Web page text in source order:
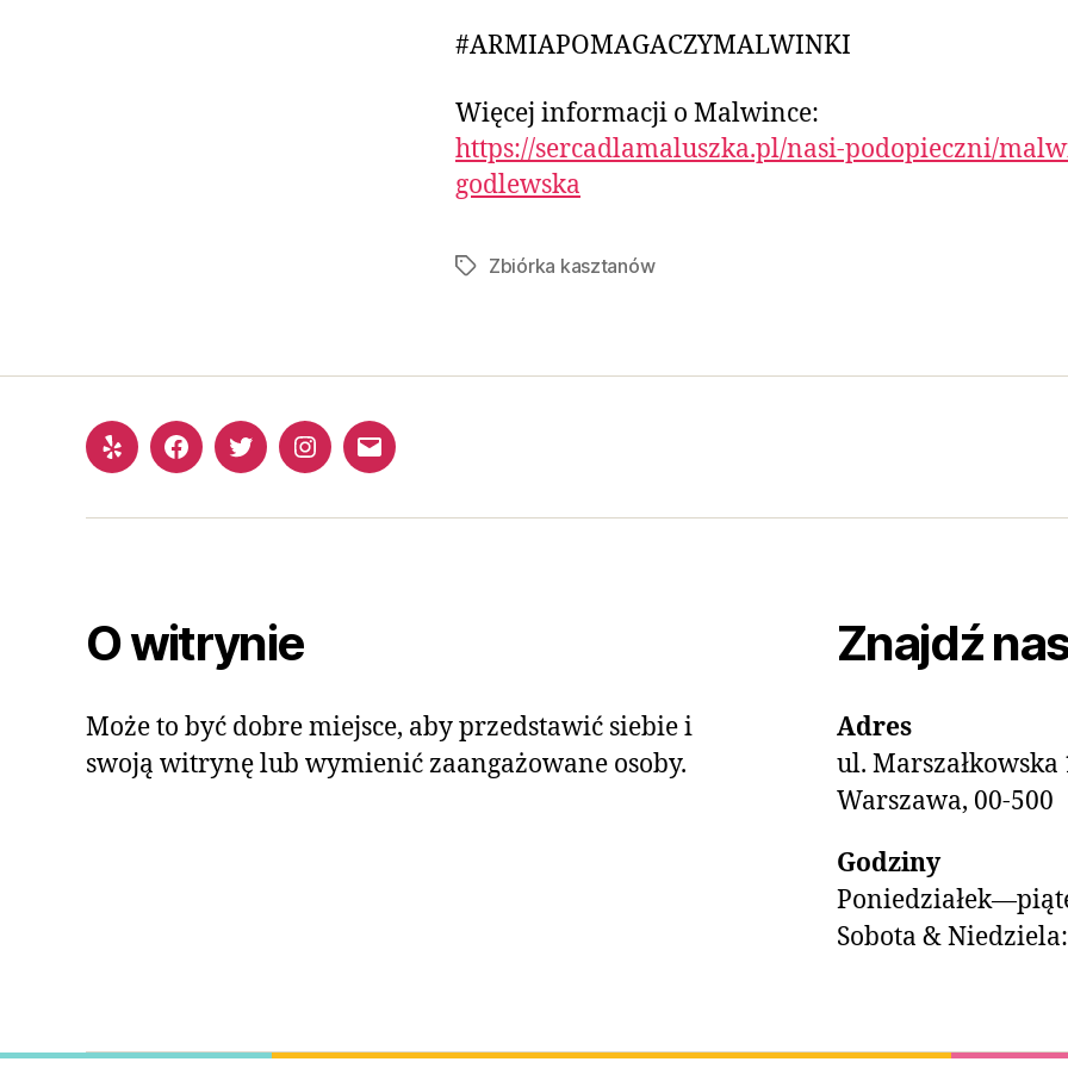
#ARMIAPOMAGACZYMALWINKI
Więcej informacji o Malwince:
https://sercadlamaluszka.pl/nasi-podopieczni/
godlewska
Zbiórka kasztanów
O witrynie
Może to być dobre miejsce, aby przedstawić siebie i
swoją witrynę lub wymienić zaangażowane osoby.
Znajdź
Adres
ul. Marszałkowska
Warszawa, 00-500
Godziny
Sobota &